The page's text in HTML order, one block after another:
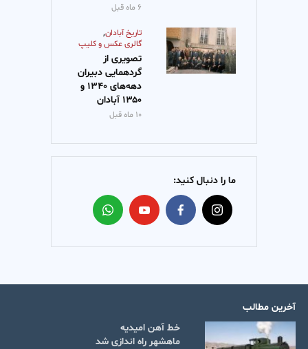
۶ ماه قبل
تاریخ آبادان,
گالری عکس و کلیپ
تصویری از
گردهمایی دبیران
دهه‌‌‌های ۱۳۴۰ و
۱۳۵۰ آبادان
۱۰ ماه قبل
ما را دنبال کنید:
آخرین مطالب
خط آهن امیدیه
ماهشهر راه اندازی شد